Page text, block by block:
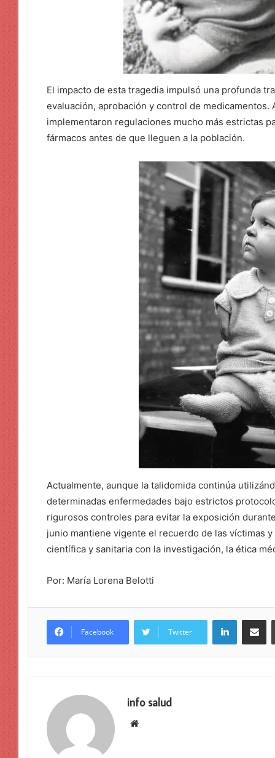
El impacto de esta tragedia impulsó una profunda
evaluación, aprobación y control de
implementaron regulaciones mucho más estrictas
fármacos antes de que lleguen a la población.
Actualmente, aunque la talidomida continúa
determinadas enfermedades bajo estrictos
rigurosos controles para evitar la exposición
junio mantiene vigente el recuerdo de las víctimas
científica y sanitaria con la investigación, la ética
Por: María Lorena Belotti
Facebook Twitter
LinkedIn
info salud
Sitio